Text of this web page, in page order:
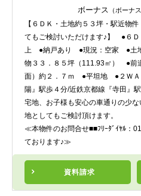
ボーナス （ボーナ
資料請求
【６ＤＫ・土地約５３坪・駅近物
てもご検討いただけます♪】 ●６
上 ●納戸あり ●現況：空家 ●土地
物３３．８５坪（111.93㎡） ●前
面）約２．７ｍ ●平坦地 ●２ＷＡ
陽』駅歩４分/近鉄京都線『寺田』
宅地、お子様も安心の車通りの少
地としてもご検討頂けます。
≪本物件のお問合せ■■ﾌﾘｰﾀﾞｲﾔﾙ：
ております♪≫